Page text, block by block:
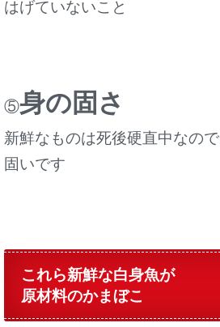
はげていないこと
⑤身の固さ
新鮮なものは死後硬直中なので
固いです
これら新鮮な白身魚が
原材料のかまぼこ